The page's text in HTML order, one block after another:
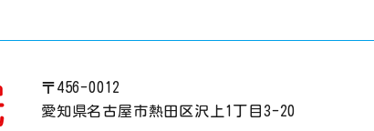
〒456-0012
愛知県名古屋市熱田区沢上1丁目3-20